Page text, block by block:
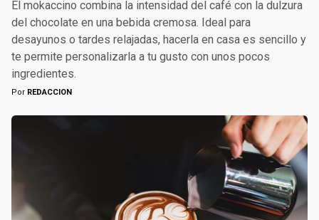
El mokaccino combina la intensidad del café con la dulzura
del chocolate en una bebida cremosa. Ideal para
desayunos o tardes relajadas, hacerla en casa es sencillo y
te permite personalizarla a tu gusto con unos pocos
ingredientes.
Por REDACCION